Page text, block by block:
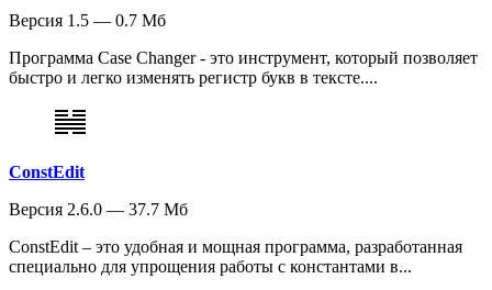
Версия 1.5 — 0.7 Мб
Программа Case Changer - это инструмент, который позволяет
быстро и легко изменять регистр букв в тексте....
ConstEdit
Версия 2.6.0 — 37.7 Мб
ConstEdit – это удобная и мощная программа, разработанная
специально для упрощения работы с константами в...